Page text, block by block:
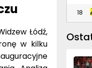
Łódź,
w kilku
18